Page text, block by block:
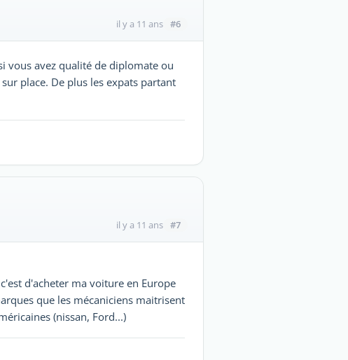
il y a 11 ans #6
vous avez qualité de diplomate ou
place. De plus les expats partant
il y a 11 ans #7
d'acheter ma voiture en Europe
que les mécaniciens maitrisent
(nissan, Ford...)